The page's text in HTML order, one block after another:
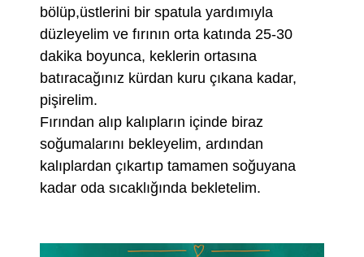
bölüp,üstlerini bir spatula yardımıyla
düzleyelim ve fırının orta katında 25-30
dakika boyunca, keklerin ortasına
batıracağınız kürdan kuru çıkana kadar,
pişirelim.
Fırından alıp kalıpların içinde biraz
soğumalarını bekleyelim, ardından
kalıplardan çıkartıp tamamen soğuyana
kadar oda sıcaklığında bekletelim.